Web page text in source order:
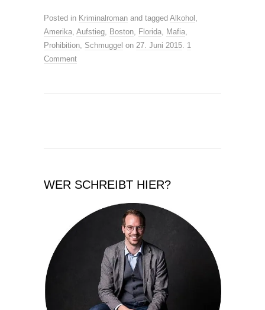
Posted in Kriminalroman and tagged Alkohol
Amerika Aufstieg Boston Florida Mafia
Prohibition Schmuggel on 27. Juni 2015 1
Comment
WER SCHREIBT HIER?